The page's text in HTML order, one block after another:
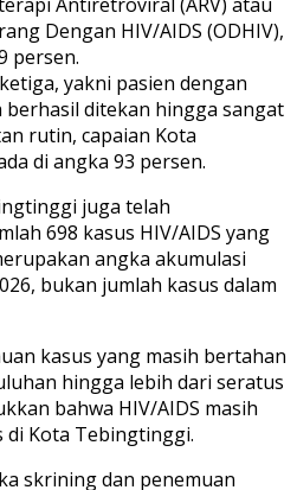
Dengan HIV/AIDS (ODHIV),
persen.
yakni pasien dengan
ditekan hingga sangat
rutin, capaian Kota
di angka 93 persen.
juga telah
698 kasus HIV/AIDS yang
angka akumulasi
bukan jumlah kasus dalam
kasus yang masih bertahan
hingga lebih dari seratus
bahwa HIV/AIDS masih
di Kota Tebingtinggi.
skrining dan penemuan